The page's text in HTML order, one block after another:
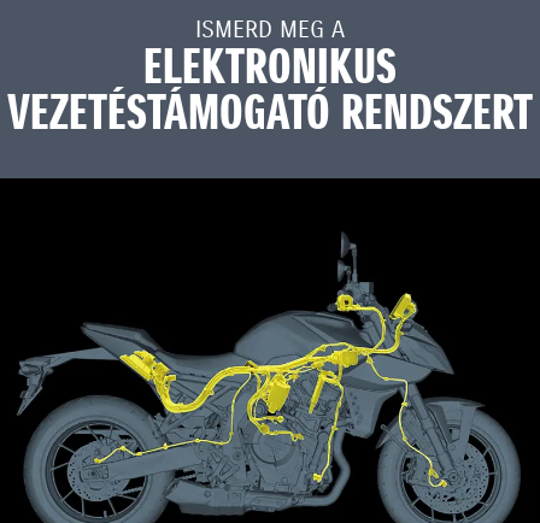
ISMERD MEG A
ELEKTRONIKUS
VEZETÉSTÁMOGATÓ RENDSZERT